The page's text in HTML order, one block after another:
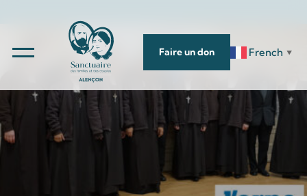
Faire un don French ▼